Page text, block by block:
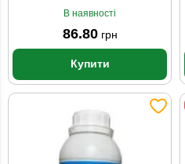
В наявності
86.80грн
Купити